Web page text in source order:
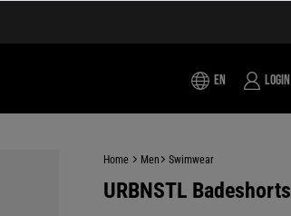
EN Login
Home Men Swimwear
URBNSTL Badeshorts